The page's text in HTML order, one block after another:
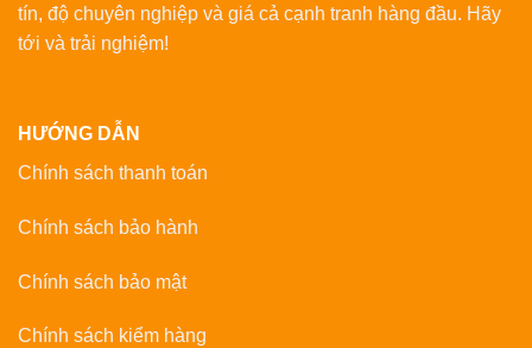
tín, độ chuyên nghiệp và giá cả cạnh tranh hàng đầu. Hãy
tới và trải nghiệm!
HƯỚNG DẪN
Chính sách thanh toán
Chính sách bảo hành
Chính sách bảo mật
Chính sách kiểm hàng